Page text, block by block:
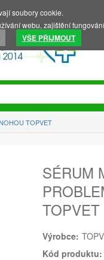
TOPVET
SÉRUM
TOPVET
Výrobce:
Kód produktu:
soubory cookie.
webu, zajištění
VŠE PŘIJMOUT